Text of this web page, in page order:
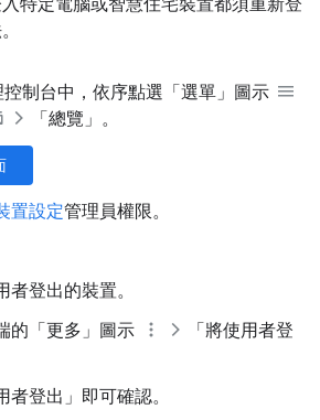
控制台中，依序點選「選單」圖示
「總覽」 。
置設定管理員權限。
登出的裝置。
的「更多」圖示
「將使用者登
登出」 即可確認。